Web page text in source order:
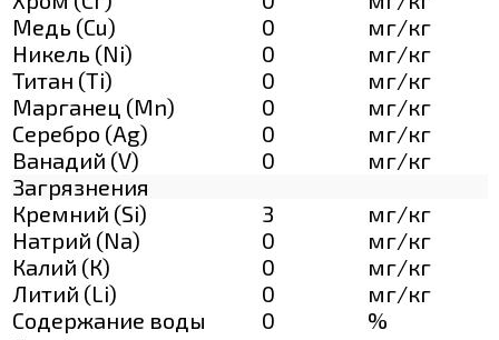
Медь (Cu)
0
мг/кг
Никель (Ni)
0
мг/кг
Титан (Ti)
0
мг/кг
Марганец (Mn)
0
мг/кг
Серебро (Ag)
0
мг/кг
Ванадий (V)
0
мг/кг
Загрязнения
Кремний (Si)
3
мг/кг
Натрий (Na)
0
мг/кг
Калий (К)
0
мг/кг
Литий (Li)
0
мг/кг
Содержание воды
0
%